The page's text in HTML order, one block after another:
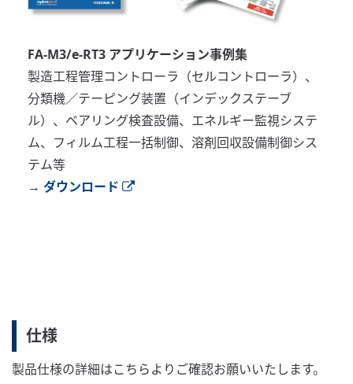
FA-M3/e-RT3 アプリケーション事例集
製造工程管理コントローラ（セルコントローラ）、
分類機／テーピング装置（インデックステーブ
ル）、ベアリング検査設備、エネルギー監視システ
ム、フィルム工程一括制御、溶剤回収設備制御シス
テム等
→ ダウンロード
仕様
製品仕様の詳細はこちらよりご確認お願いいたします。